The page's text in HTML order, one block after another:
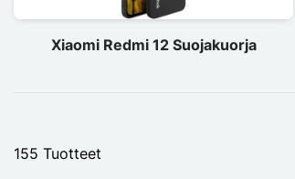
Xiaomi Redmi 12 Suojakuorja
155 Tuotteet